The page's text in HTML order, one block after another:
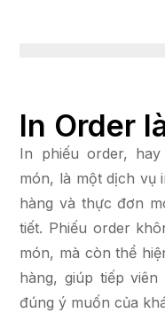
In Order
In phiếu order,
món, là một dịch vụ
hàng và thực đơn
tiết. Phiếu order
món, mà còn thể
hàng, giúp tiếp
đúng ý muốn của